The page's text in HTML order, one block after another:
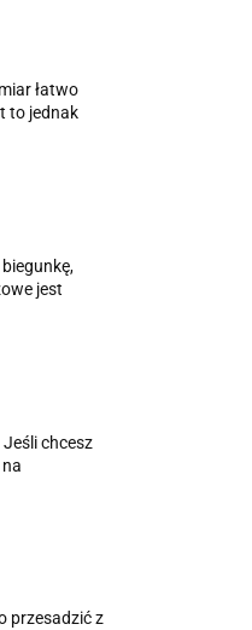
łatwo
to jednak
jest
chcesz
przesadzić z